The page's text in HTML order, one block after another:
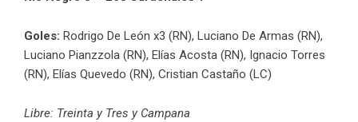
Goles: Rodrigo De León x3 (RN), Luciano De Armas (RN),
Luciano Pianzzola (RN), Elías Acosta (RN), Ignacio Torres
(RN), Elías Quevedo (RN), Cristian Castaño (LC)
Libre: Treinta y Tres y Campana